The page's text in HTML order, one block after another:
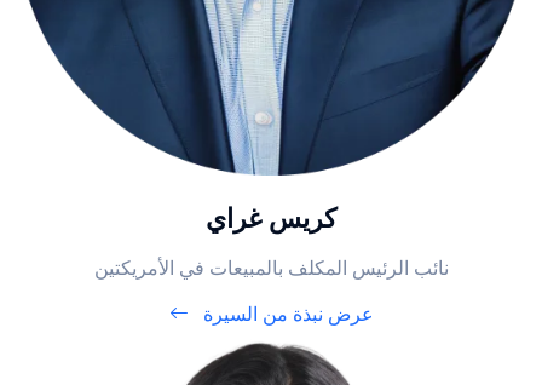
كريس غراي
نائب الرئيس المكلف بالمبيعات في الأمريكتين
عرض نبذة من السيرة